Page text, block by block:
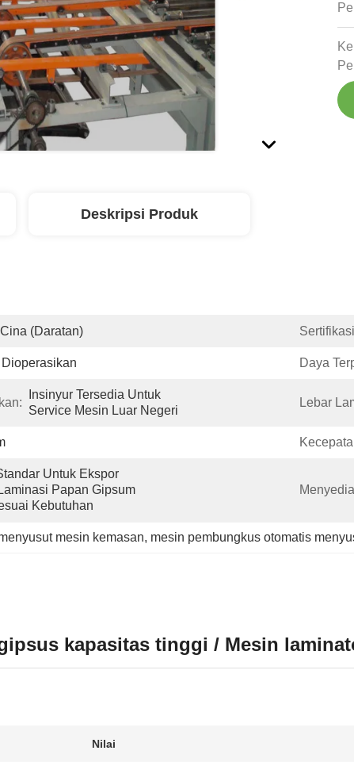
Deskripsi Produk
(Daratan)
Dioperasikan Daya
Insinyur Tersedia Untuk
Service Mesin Luar Negeri
Lebar
Untuk Ekspor
Papan Gipsum
Kebutuhan
mesin kemasan, mesin pembungkus otomatis
kapasitas tinggi / Mesin
Nilai